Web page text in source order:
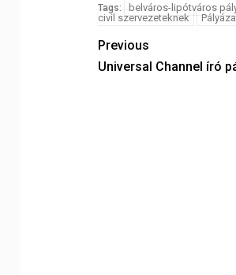
Tags: belváros-lipótváros
civil szervezeteknek
Previous
Universal Channel író